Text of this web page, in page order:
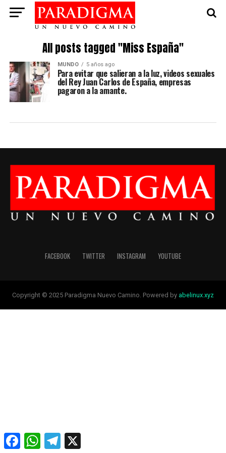
All posts tagged "Miss España"
MUNDO 5 años ago
Para evitar que salieran a la luz, videos sexuales
del Rey Juan Carlos de España, empresas
pagaron a la amante.
FACEBOOK TWITTER INSTAGRAM YOUTUBE
Copyright © 2025 Paradigma Nuevo Camino. Powered by abelinux.xyz
FacebookWhatsAppTelegram